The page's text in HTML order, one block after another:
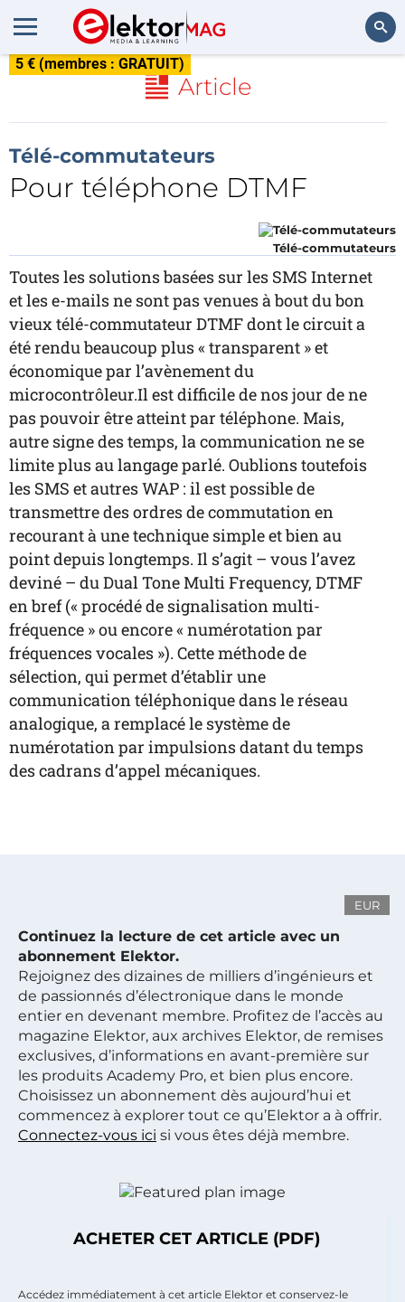
5 € (membres : GRATUIT)
Article
Télé-commutateurs
Pour téléphone DTMF
Télé-commutateurs
Toutes les solutions basées sur les SMS Internet
et les e-mails ne sont pas venues à bout du bon
vieux télé-commutateur DTMF dont le circuit a
été rendu beaucoup plus « transparent » et
économique par l’avènement du
microcontrôleur.Il est difficile de nos jour de ne
pas pouvoir être atteint par téléphone. Mais,
autre signe des temps, la communication ne se
limite plus au langage parlé. Oublions toutefois
les SMS et autres WAP : il est possible de
transmettre des ordres de commutation en
recourant à une technique simple et bien au
point depuis longtemps. Il s’agit – vous l’avez
deviné – du Dual Tone Multi Frequency, DTMF
en bref (« procédé de signalisation multi-
fréquence » ou encore « numérotation par
fréquences vocales »). Cette méthode de
sélection, qui permet d’établir une
communication téléphonique dans le réseau
analogique, a remplacé le système de
numérotation par impulsions datant du temps
des cadrans d’appel mécaniques.
EUR
Continuez la lecture de cet article avec un
abonnement Elektor.
Rejoignez des dizaines de milliers d’ingénieurs et
de passionnés d’électronique dans le monde
entier en devenant membre. Profitez de l’accès au
magazine Elektor, aux archives Elektor, de remises
exclusives, d’informations en avant-première sur
les produits Academy Pro, et bien plus encore.
Choisissez un abonnement dès aujourd’hui et
commencez à explorer tout ce qu’Elektor a à offrir.
Connectez-vous ici si vous êtes déjà membre.
ACHETER CET ARTICLE (PDF)
Accédez immédiatement à cet article Elektor et conservez-le